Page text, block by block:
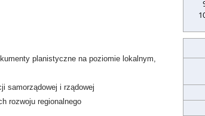
planistyczne na poziomie lokalnym,
samorządowej i rządowej
rozwoju regionalnego